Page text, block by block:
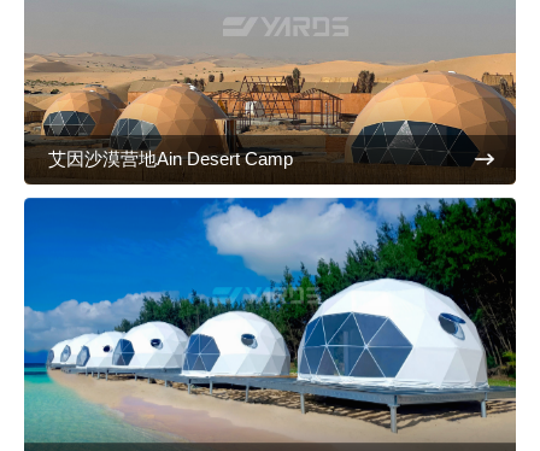
艾因沙漠营地Ain Desert Camp